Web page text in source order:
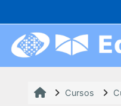
Cursos